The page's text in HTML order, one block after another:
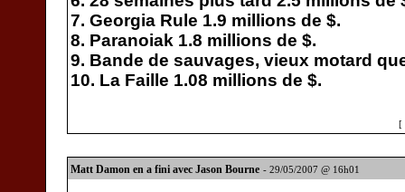
7. Georgia Rule 1.9 millions de $.
8. Paranoiak 1.8 millions de $.
9. Bande de sauvages, vieux motard
10. La Faille 1.08 millions de $.
[
Matt Damon en a fini avec Jason Bourne - 29/05/2007 @ 16h01